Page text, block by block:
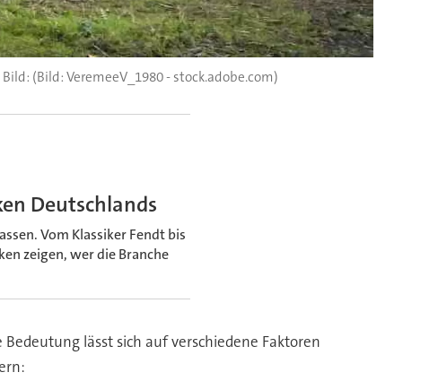
(Bild: VeremeeV_1980 - stock.adobe.com)
Deutschlands
Vom Klassiker Fendt bis
zeigen, wer die Branche
lässt sich auf verschiedene Faktoren